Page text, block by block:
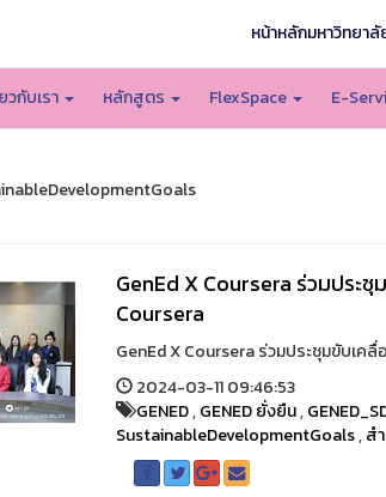
หน้าหลักมหาวิทยาลั
วกับเรา หลักสูตร FlexSpace E-
GenEd X Coursera ร่วมประ
Coursera
GenEd X Coursera ร่วมประชุมขับเ
2024-03-11 09:46:53
GENED,GENED ยั่งยืน,
SustainableDevelopmentGoals,ส